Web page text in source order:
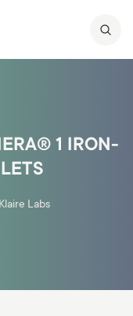
1 IRON-
Klaire Labs